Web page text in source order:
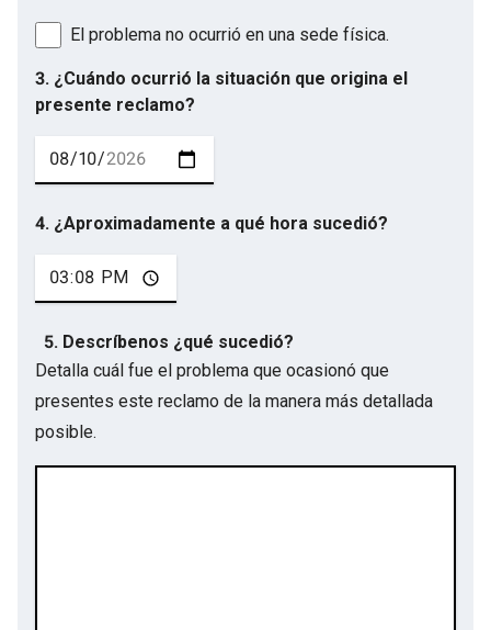
El problema no ocurrió en una sede física.
3. ¿Cuándo ocurrió la situación que origina el
presente reclamo?
4. ¿Aproximadamente a qué hora sucedió?
5. Descríbenos ¿qué sucedió?
Detalla cuál fue el problema que ocasionó que
presentes este reclamo de la manera más detallada
posible.